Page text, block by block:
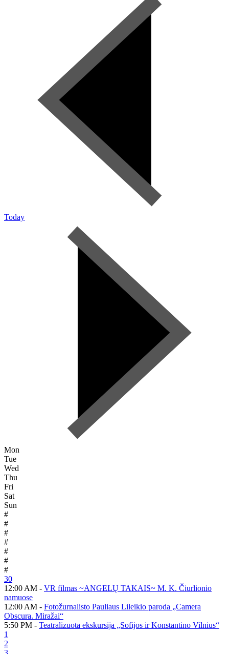
Today
Mon
Tue
Wed
Thu
Fri
Sat
Sun
#
#
#
#
#
#
#
30
12:00 AM - VR filmas ~ANGELŲ TAKAIS~ M. K. Čiurlionio
namuose
12:00 AM - Fotožurnalisto Pauliaus Lileikio paroda „Camera
Obscura. Miražai“
5:50 PM - Teatralizuota ekskursija „Sofijos ir Konstantino Vilnius“
1
2